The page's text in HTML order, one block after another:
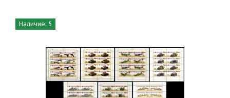
Наличие: 5